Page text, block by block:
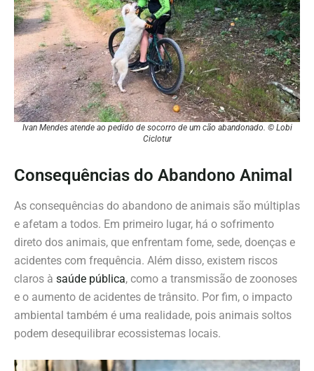
Ivan Mendes atende ao pedido de socorro de um cão abandonado. © Lobi
Ciclotur
Consequências do Abandono Animal
As consequências do abandono de animais são múltiplas
e afetam a todos. Em primeiro lugar, há o sofrimento
direto dos animais, que enfrentam fome, sede, doenças e
acidentes com frequência. Além disso, existem riscos
claros à saúde pública, como a transmissão de zoonoses
e o aumento de acidentes de trânsito. Por fim, o impacto
ambiental também é uma realidade, pois animais soltos
podem desequilibrar ecossistemas locais.